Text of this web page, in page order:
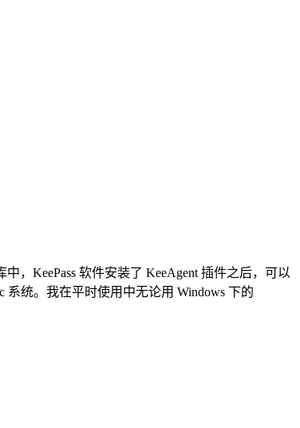
，KeePass 软件安装了 KeeAgent 插件之后，可以
系统。我在平时使用中无论用 Windows 下的